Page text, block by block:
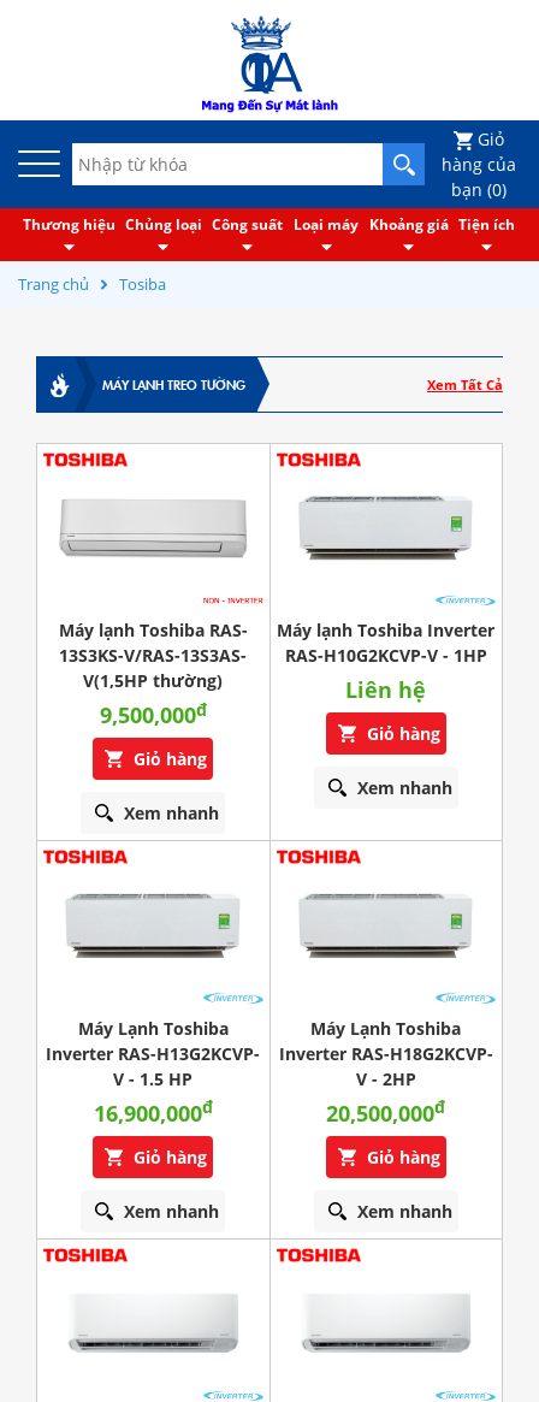
Giỏ
hàng của
bạn (0)
Thương hiệu Chủng loại Công suất Loại máy Khoảng giá Tiện ích
Trang chủ Tosiba
MÁY LẠNH TREO TƯỜNG Xem Tất Cả
Máy lạnh Toshiba RAS-
13S3KS-V/RAS-13S3AS-
V(1,5HP thường)
9,500,000đ
Giỏ hàng
Xem nhanh
Máy lạnh Toshiba Inverter
RAS-H10G2KCVP-V - 1HP
Liên hệ
Giỏ hàng
Xem nhanh
Máy Lạnh Toshiba
Inverter RAS-H13G2KCVP-
V - 1.5 HP
16,900,000đ
Giỏ hàng
Xem nhanh
Máy Lạnh Toshiba
Inverter RAS-H18G2KCVP-
V - 2HP
20,500,000đ
Giỏ hàng
Xem nhanh